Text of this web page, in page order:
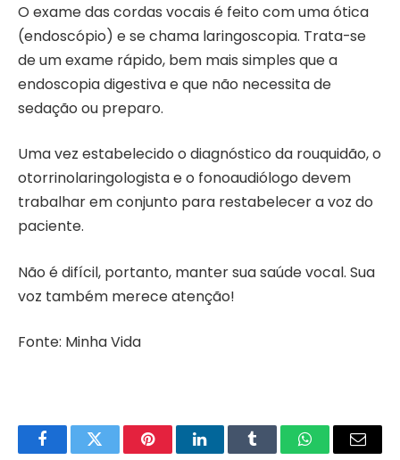
O exame das cordas vocais é feito com uma ótica
(endoscópio) e se chama laringoscopia. Trata-se
de um exame rápido, bem mais simples que a
endoscopia digestiva e que não necessita de
sedação ou preparo.
Uma vez estabelecido o diagnóstico da rouquidão, o
otorrinolaringologista e o fonoaudiólogo devem
trabalhar em conjunto para restabelecer a voz do
paciente.
Não é difícil, portanto, manter sua saúde vocal. Sua
voz também merece atenção!
Fonte: Minha Vida
FacebookTwitter PinterestLinkedInTumblr WhatsAppEmail